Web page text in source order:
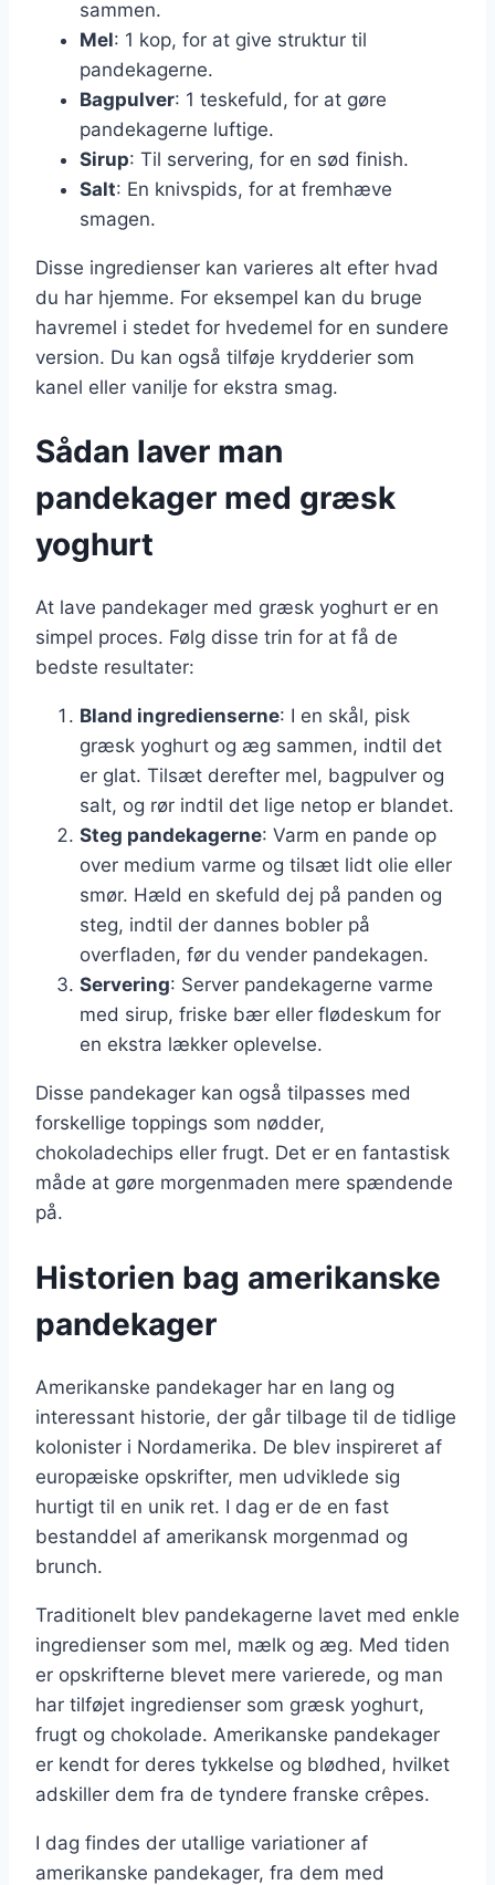
sammen.
Mel: 1 kop, for at give struktur til
pandekagerne.
Bagpulver: 1 teskefuld, for at gøre
pandekagerne luftige.
Sirup: Til servering, for en sød finish.
Salt: En knivspids, for at fremhæve
smagen.
Disse ingredienser kan varieres alt efter hvad
du har hjemme. For eksempel kan du bruge
havremel i stedet for hvedemel for en sundere
version. Du kan også tilføje krydderier som
kanel eller vanilje for ekstra smag.
Sådan laver man
pandekager med græsk
yoghurt
At lave pandekager med græsk yoghurt er en
simpel proces. Følg disse trin for at få de
bedste resultater:
Bland ingredienserne: I en skål, pisk
græsk yoghurt og æg sammen, indtil det
er glat. Tilsæt derefter mel, bagpulver og
salt, og rør indtil det lige netop er blandet.
Steg pandekagerne: Varm en pande op
over medium varme og tilsæt lidt olie eller
smør. Hæld en skefuld dej på panden og
steg, indtil der dannes bobler på
overfladen, før du vender pandekagen.
Servering: Server pandekagerne varme
med sirup, friske bær eller flødeskum for
en ekstra lækker oplevelse.
Disse pandekager kan også tilpasses med
forskellige toppings som nødder,
chokoladechips eller frugt. Det er en fantastisk
måde at gøre morgenmaden mere spændende
på.
Historien bag amerikanske
pandekager
Amerikanske pandekager har en lang og
interessant historie, der går tilbage til de tidlige
kolonister i Nordamerika. De blev inspireret af
europæiske opskrifter, men udviklede sig
hurtigt til en unik ret. I dag er de en fast
bestanddel af amerikansk morgenmad og
brunch.
Traditionelt blev pandekagerne lavet med enkle
ingredienser som mel, mælk og æg. Med tiden
er opskrifterne blevet mere varierede, og man
har tilføjet ingredienser som græsk yoghurt,
frugt og chokolade. Amerikanske pandekager
er kendt for deres tykkelse og blødhed, hvilket
adskiller dem fra de tyndere franske crêpes.
I dag findes der utallige variationer af
amerikanske pandekager, fra dem med